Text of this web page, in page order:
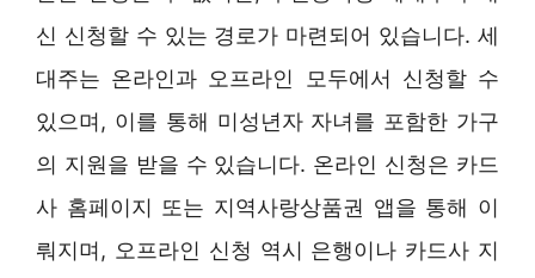
신 신청할 수 있는 경로가 마련되어 있습니다. 세
대주는 온라인과 오프라인 모두에서 신청할 수
있으며, 이를 통해 미성년자 자녀를 포함한 가구
의 지원을 받을 수 있습니다. 온라인 신청은 카드
사 홈페이지 또는 지역사랑상품권 앱을 통해 이
뤄지며, 오프라인 신청 역시 은행이나 카드사 지